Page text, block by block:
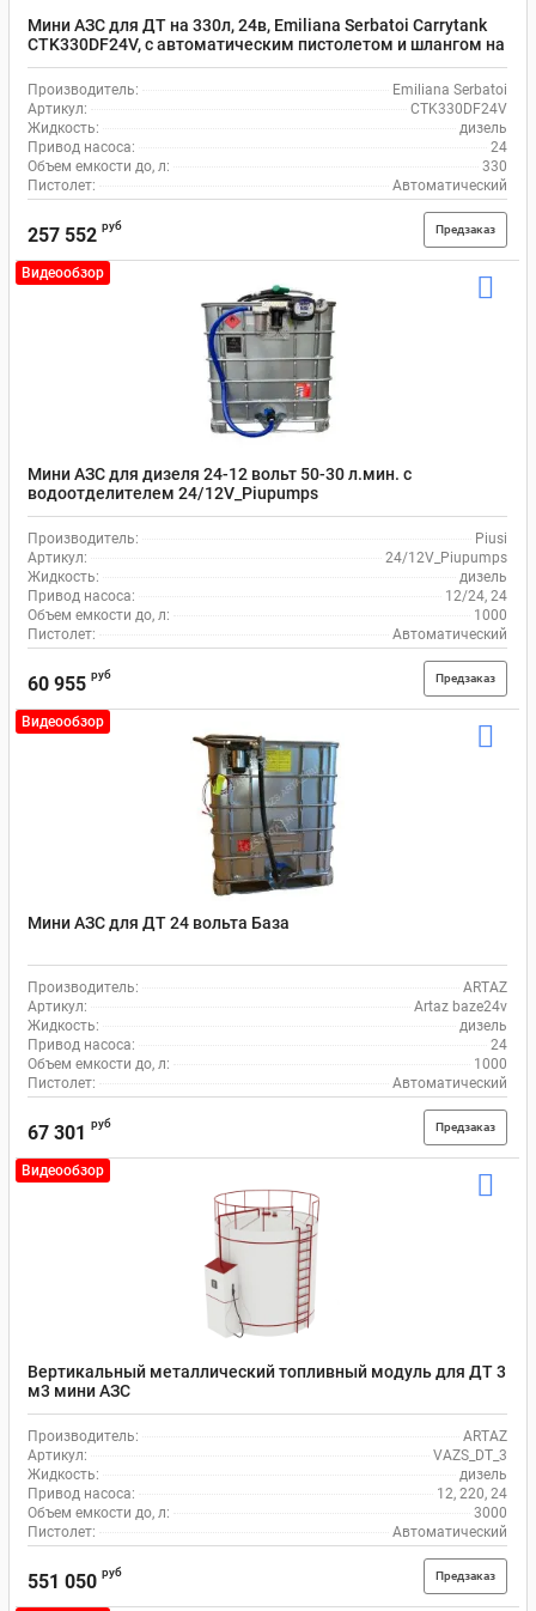
Мини АЗС для ДТ на 330л, 24в, Emiliana Serbatoi Carrytank
CTK330DF24V, с автоматическим пистолетом и шлангом на
4 м
Производитель:
Emiliana Serbatoi
Артикул:
CTK330DF24V
Жидкость:
дизель
Привод насоса:
24
Объем емкости до, л:
330
Пистолет:
Автоматический
257 552 руб Предзаказ
Видеообзор
Мини АЗС для дизеля 24-12 вольт 50-30 л.мин. с
водоотделителем 24/12V_Piupumps
Производитель:
Piusi
Артикул:
24/12V_Piupumps
Жидкость:
дизель
Привод насоса:
12/24, 24
Объем емкости до, л:
1000
Пистолет:
Автоматический
60 955 руб Предзаказ
Видеообзор
Мини АЗС для ДТ 24 вольта База
Производитель:
ARTAZ
Артикул:
Artaz baze24v
Жидкость:
дизель
Привод насоса:
24
Объем емкости до, л:
1000
Пистолет:
Автоматический
67 301 руб Предзаказ
Видеообзор
Вертикальный металлический топливный модуль для ДТ 3
м3 мини АЗС
Производитель:
ARTAZ
Артикул:
VAZS_DT_3
Жидкость:
дизель
Привод насоса:
12, 220, 24
Объем емкости до, л:
3000
Пистолет:
Автоматический
551 050 руб Предзаказ